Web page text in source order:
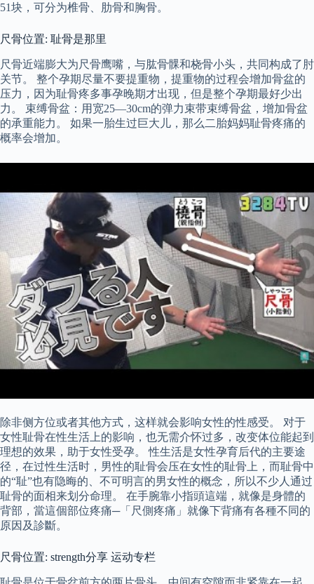
51块，可分为椎骨、肋骨和胸骨。
尺骨位置: 耻骨是那里
尺骨近端膨大为尺骨鹰嘴，与肱骨髁和桡骨小头，共同构成了肘
关节。 整个孕期尽量不要提重物，提重物的过程会增加骨盆的
压力，因为耻骨疼多事孕晚期才出现，但是整个孕期最好少出
力。 束缚骨盆：用宽25—30cm的弹力束带束缚骨盆，增加骨盆
的承重能力。 如果一胎生过巨大儿，那么二胎妈妈耻骨疼痛的
概率会增加。
除非侧方位或者其他方式，这样就会影响女性的性感受。 对于
女性耻骨在性生活上的影响，也无需介怀过多，改变体位能起到
理想的效果，助于女性受孕。 性生活是女性孕育后代的主要途
径，在过性生活时，男性的耻骨会压在女性的耻骨上，而耻骨中
的“耻”也有隐晦的、不可明言的男女性的概念，所以不少人通过
耻骨的面相来划分命理。 在手腕靠小指頭這端，就像是身體的
背部，當這個部位疼痛─「尺側疼痛」就像下背痛有各種不同的
原因及診斷。
尺骨位置: strength分享 运动专栏